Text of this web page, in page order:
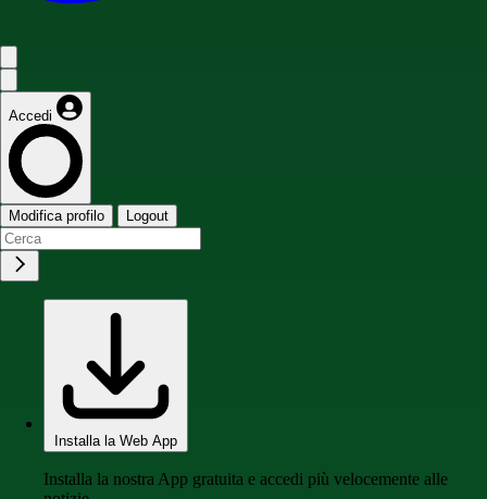
Accedi
Modifica profilo Logout
Installa la Web App
Installa la nostra App gratuita e accedi più velocemente alle